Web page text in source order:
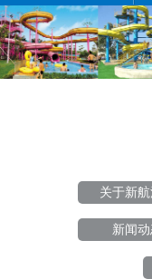
关于新
新闻